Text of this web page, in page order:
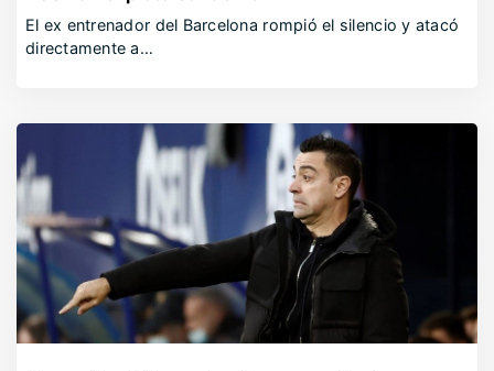
El ex entrenador del Barcelona rompió el silencio y atacó
directamente a…